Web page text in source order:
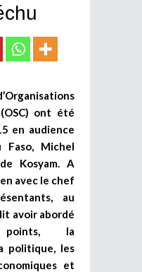
ont été
en audience
Michel
Kosyam. A
avec le chef
au
avoir abordé
la
politique, les
et